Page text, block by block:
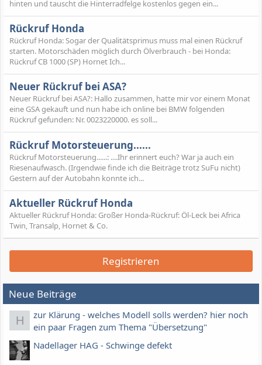
hinten und tauscht die Hinterradfelge kostenlos gegen ein...
Rückruf Honda
Rückruf Honda: Sogar der Qualitätsprimus muss mal einen Rückruf
starten. Motorschäden möglich durch Ölverbrauch - bei Honda:
Rückruf CB 1000 (SP) Hornet Ich...
Neuer Rückruf bei ASA?
Neuer Rückruf bei ASA?: Hallo zusammen, hatte mir vor einem Monat
eine GSA gekauft und nun habe ich online bei BMW folgenden
Rückruf gefunden: Nr. 0023220000. es soll...
Rückruf Motorsteuerung......
Rückruf Motorsteuerung......: ....Ihr erinnert euch? War ja auch ein
Riesenaufwasch. (Irgendwie finde ich die Beiträge trotz SuFu nicht)
Gestern auf der Autobahn konnte ich...
Aktueller Rückruf Honda
Aktueller Rückruf Honda: Großer Honda-Rückruf: Öl-Leck bei Africa
Twin, Transalp, Hornet & Co.
Registrieren
Neue Beiträge
H
zur Klärung - welches Modell solls werden? hier noch
ein paar Fragen zum Thema "Übersetzung"
Nadellager HAG - Schwinge defekt